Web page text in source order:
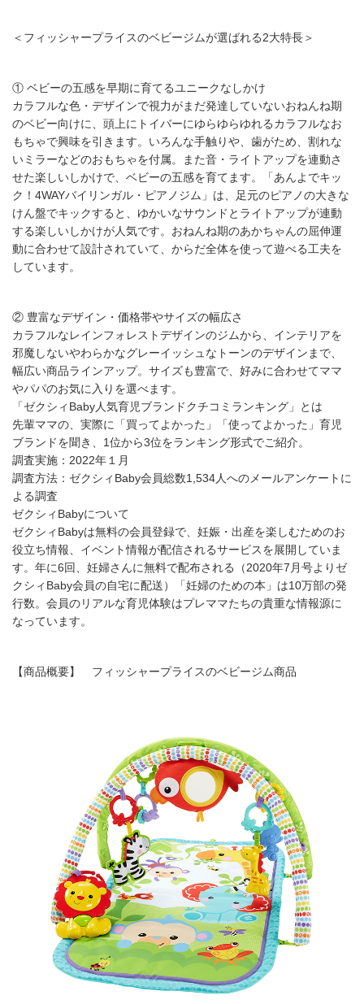
＜フィッシャープライスのベビージムが選ばれる2大特長＞
① ベビーの五感を早期に育てるユニークなしかけ
カラフルな色・デザインで視力がまだ発達していないおねんね期
のベビー向けに、頭上にトイバーにゆらゆらゆれるカラフルなお
もちゃで興味を引きます。いろんな手触りや、歯がため、割れな
いミラーなどのおもちゃを付属。また音・ライトアップを連動さ
せた楽しいしかけで、ベビーの五感を育てます。「あんよでキッ
ク！4WAYバイリンガル・ピアノジム」は、足元のピアノの大きな
けん盤でキックすると、ゆかいなサウンドとライトアップが連動
する楽しいしかけが人気です。おねんね期のあかちゃんの屈伸運
動に合わせて設計されていて、からだ全体を使って遊べる工夫を
しています。
② 豊富なデザイン・価格帯やサイズの幅広さ
カラフルなレインフォレストデザインのジムから、インテリアを
邪魔しないやわらかなグレーイッシュなトーンのデザインまで、
幅広い商品ラインアップ。サイズも豊富で、好みに合わせてママ
やパパのお気に入りを選べます。
「ゼクシィBaby人気育児ブランドクチコミランキング」とは
先輩ママの、実際に「買ってよかった」「使ってよかった」育児
ブランドを聞き、1位から3位をランキング形式でご紹介。
調査実施：2022年１月
調査方法：ゼクシィBaby会員総数1,534人へのメールアンケートに
よる調査
ゼクシィBabyについて
ゼクシィBabyは無料の会員登録で、妊娠・出産を楽しむためのお
役立ち情報、イベント情報が配信されるサービスを展開していま
す。年に6回、妊婦さんに無料で配布される（2020年7月号よりゼ
クシィBaby会員の自宅に配送）「妊婦のための本」は10万部の発
行数。会員のリアルな育児体験はプレママたちの貴重な情報源に
なっています。
【商品概要】 フィッシャープライスのベビージム商品